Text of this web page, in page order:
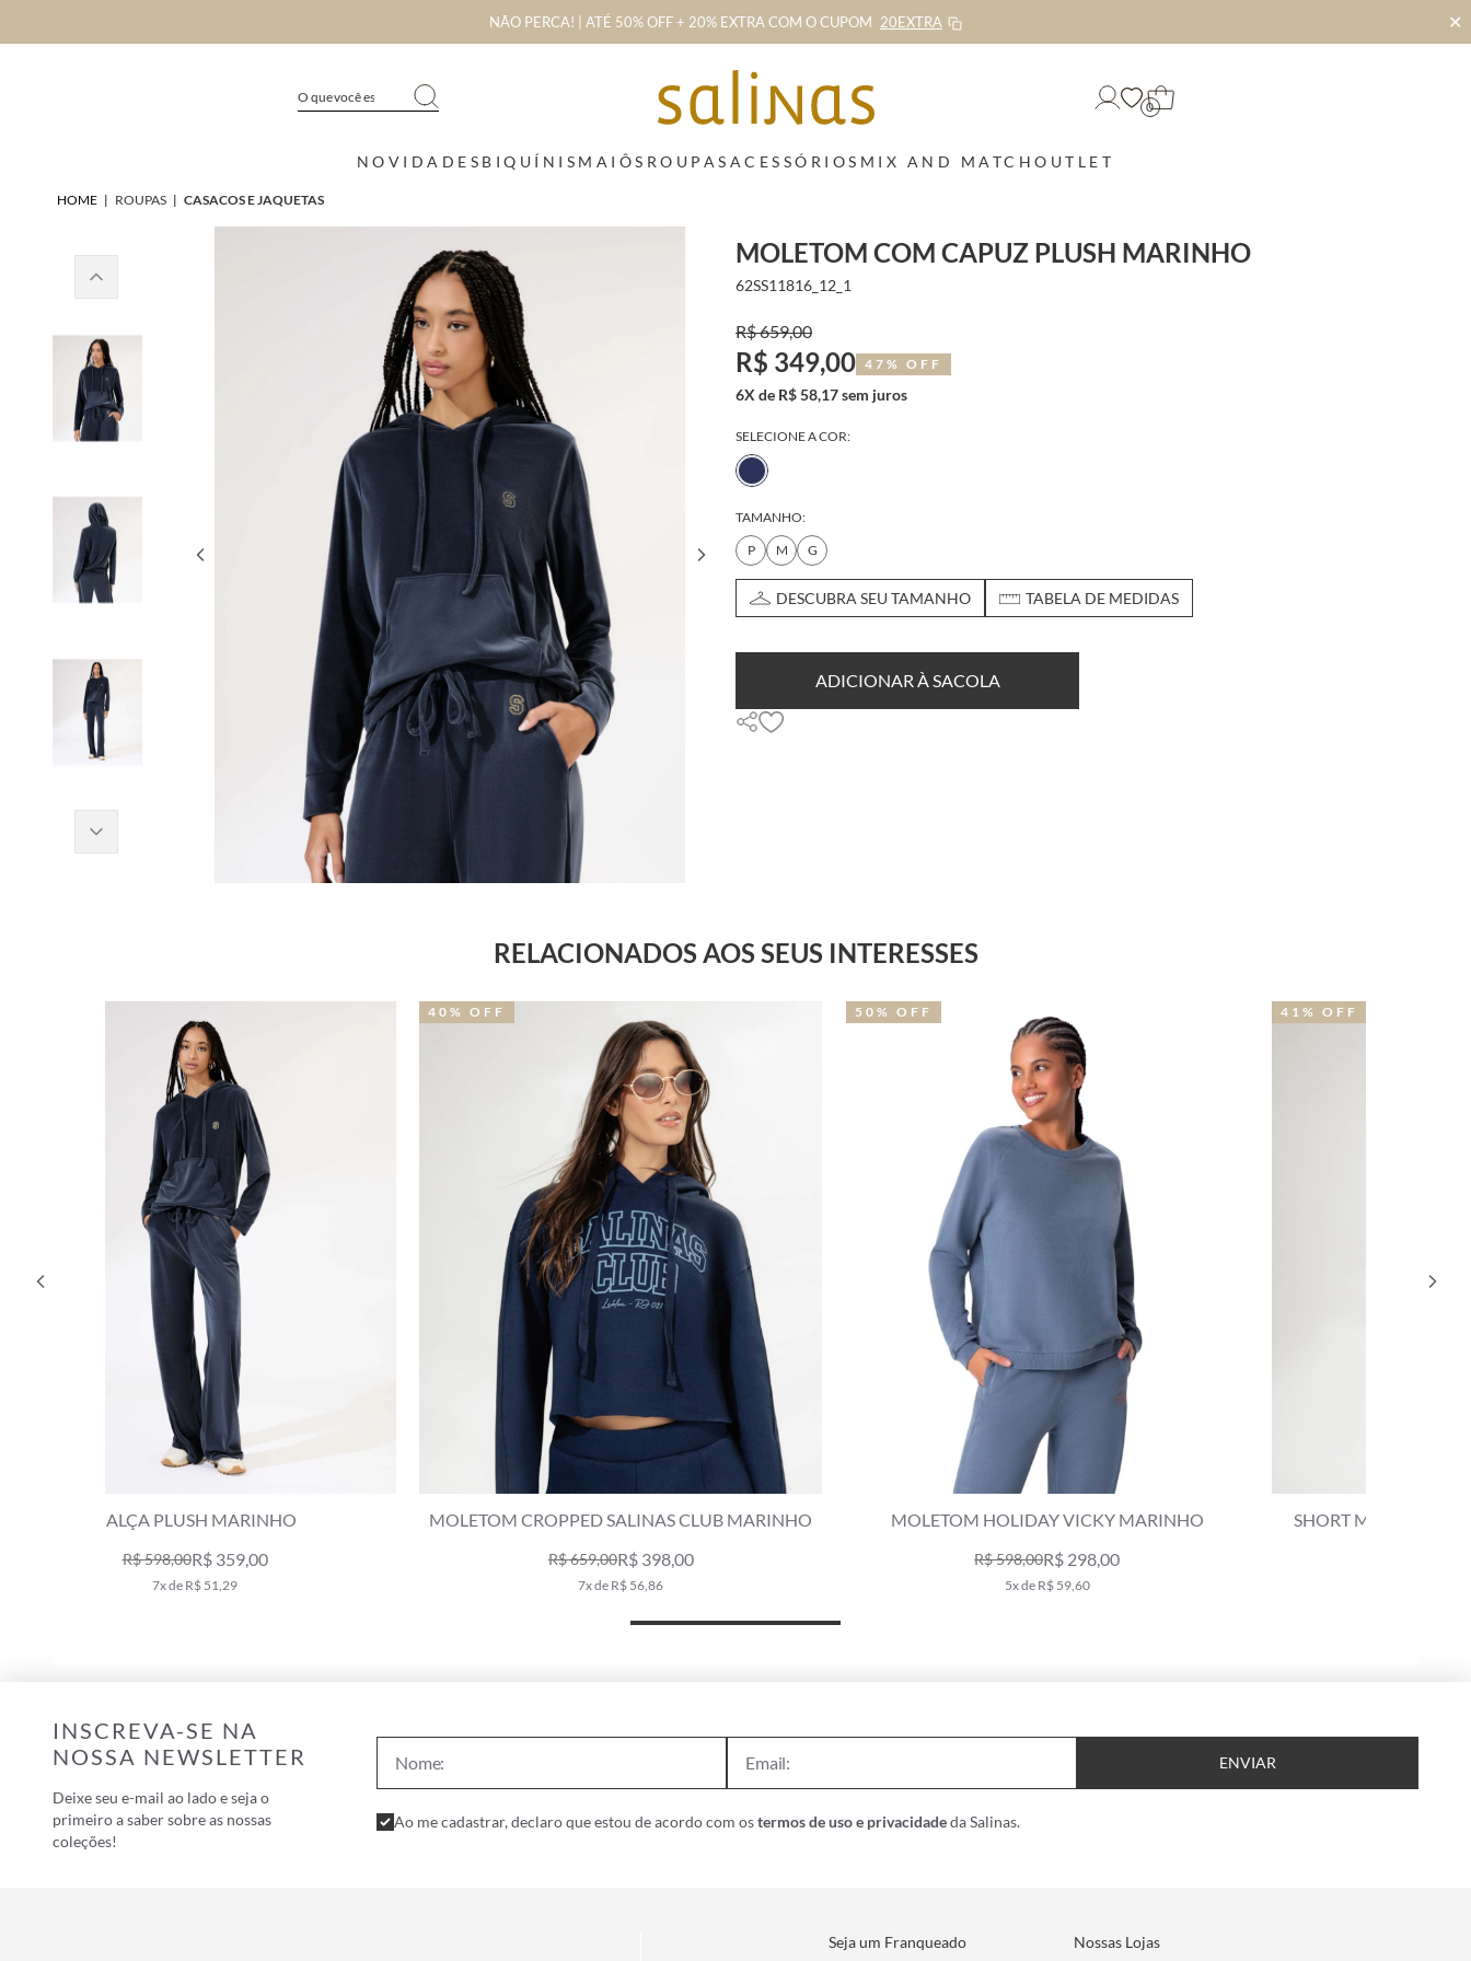
NÃO PERCA! | ATÉ 50% OFF + 20% EXTRA COM O CUPOM 20EXTRA ✕
0
NOVIDADES BIQUÍNIS MAIÔS ROUPAS ACESSÓRIOS MIX AND MATCHOUTLET
HOME | ROUPAS | CASACOS E JAQUETAS
MOLETOM COM CAPUZ PLUSH MARINHO
62SS11816_12_1
R$ 659,00
R$ 349,00 47% OFF
6X de R$ 58,17 sem juros
SELECIONE A COR:
TAMANHO:
P
M G
DESCUBRA SEU TAMANHO TABELA DE MEDIDAS
ADICIONAR À SACOLA
RELACIONADOS AOS SEUS INTERESSES
MOLETOM CROPPED SALINAS CLUB MARINHO
R$ 659,00
MOLETOM HOLIDAY VICKY MARINHO
R$ 598,00
SHORT MOLETOM SALINAS CLUB MARINHO
R$ 439,00
INSCREVA-SE NA
NOSSA NEWSLETTER
Deixe seu e-mail ao lado e seja o
primeiro a saber sobre as nossas
coleções!
ENVIAR
Ao me cadastrar, declaro que estou de acordo com ostermos de uso e privacidadeda Salinas.
Seja um Franqueado Nossas Lojas